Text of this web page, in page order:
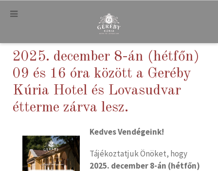
.
2025. december 8-án (hétfőn)
09 és 16 óra között a Geréby
Kúria Hotel és Lovasudvar
étterme zárva lesz.
Kedves Vendégeink!
Tájékoztatjuk Önöket, hogy
2025. december 8-án (hétfőn)